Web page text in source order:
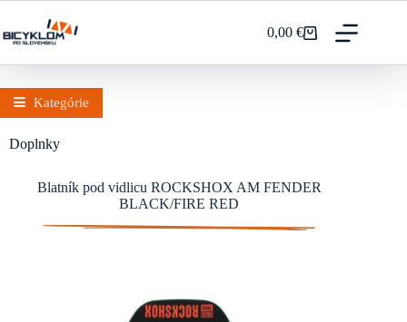
obsah
Nákupný
0,00€
Doplnky
Blatník pod vidlicu ROCKSHOX AM FENDER
BLACK/FIRE RED
Kategórie